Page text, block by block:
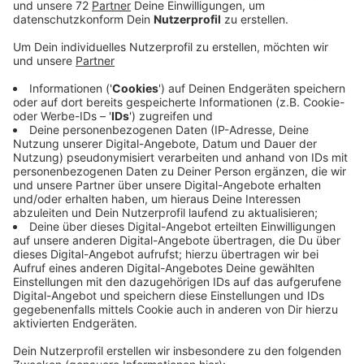
Eines der großen Highlights ist die 100 Schlösser-
wiederkommen. Deswegen haben Touristiker jetzt
eine größere Umfrage gestartet. Die Touristiker
möchten die 100 Schlösser-Route mal aus den Augen
der radelnden Urlauber betrachten. Gibt es bei der
Radroute noch etwas zu verbessern? Stehen die
entsprechenden Hinweisschilder an gut sichtbaren
Standorten? Wie wohl fühlen Sie sich in Ihrer
Unterkunft und wie lange bleiben Sie im Schnitt?
Touristiker stehen von Mai bis August an der Strecke
und befragen die Radfahrer, außerdem gibt es eine
Onlineumfrage. Das ganze geht bis Ende November.
Dann geht es daran, die Daten auszuwerten. Mal
schauen, was dabei herauskommt. Die Gästeumfrage
gibt esHIER.